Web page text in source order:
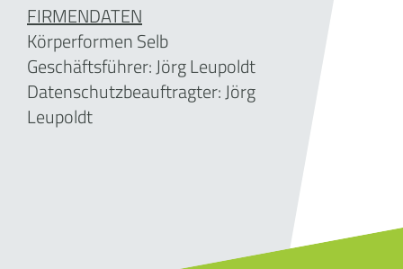
FIRMENDATEN
Körperformen Selb
Geschäftsführer:Jörg Leupoldt
Datenschutzbeauftragter: Jörg
Leupoldt